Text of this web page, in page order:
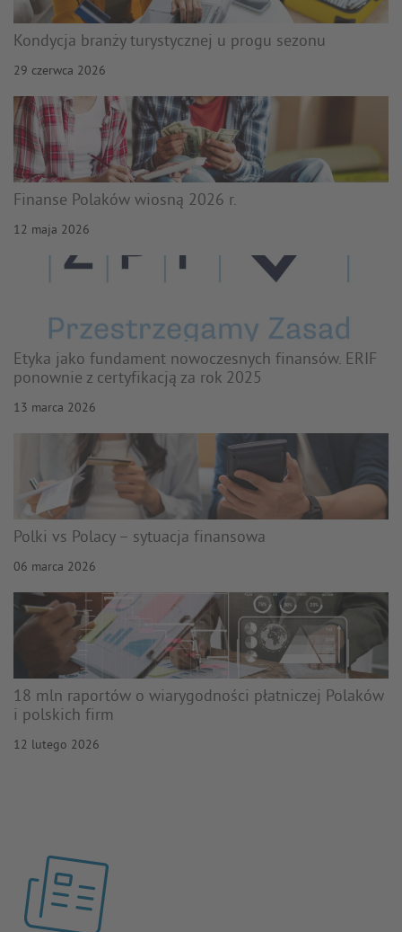
Kondycja branży turystycznej u progu sezonu
29 czerwca 2026
Finanse Polaków wiosną 2026 r.
12 maja 2026
Etyka jako fundament nowoczesnych finansów. ERIF
ponownie z certyfikacją za rok 2025
13 marca 2026
Polki vs Polacy – sytuacja finansowa
06 marca 2026
18 mln raportów o wiarygodności płatniczej Polaków
i polskich firm
12 lutego 2026